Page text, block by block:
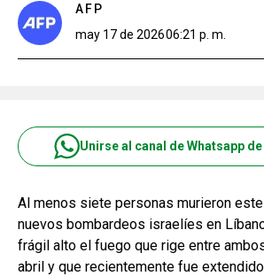
AFP
may 17 de 202606:21 p. m.
Unirse al canal de Whatsapp
Al menos siete personas murieron
nuevos bombardeos israelíes en
frágil alto el fuego que rige entre
abril y que recientemente fue